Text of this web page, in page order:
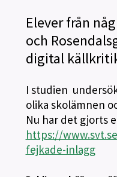
Elever från
och
digital
I studien
olika skolämnen
Nu har det gjorts
https://
fejkade-inlagg